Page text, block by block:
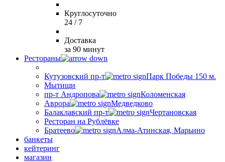
Круглосуточно
24 / 7
Доставка
за 90 минут
Рестораны
Кутузовский пр-т
Парк Победы 150 м.
Мытищи
пр-т Андропова
Коломенская
Аврора
Медведково
Балаклавский пр-т
Чертановская
Ресторан на Рублёвке
Братеево
Алма-Атинская, Марьино
банкеты
кейтеринг
магазин